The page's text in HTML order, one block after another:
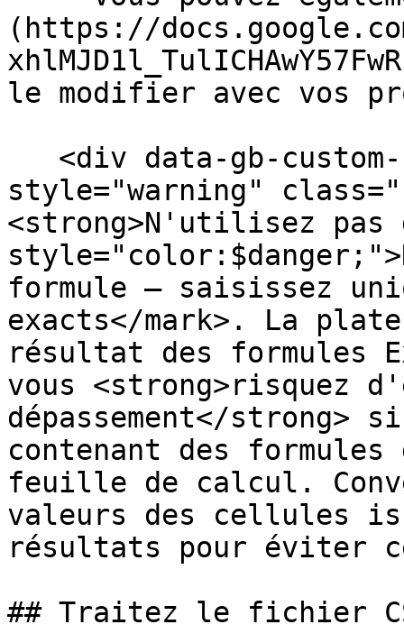
(https://
le modifier avec vos
style="warning"
<strong>N'utilisez pas
formule — saisissez
exacts</mark>. La
résultat des formules
vous <strong>risquez
dépassement</
contenant des
feuille de calcul.
valeurs des cellules
résultats pour éviter
## Traitez le fichier